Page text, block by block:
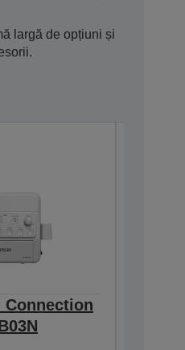
largă de opțiuni și
Connection